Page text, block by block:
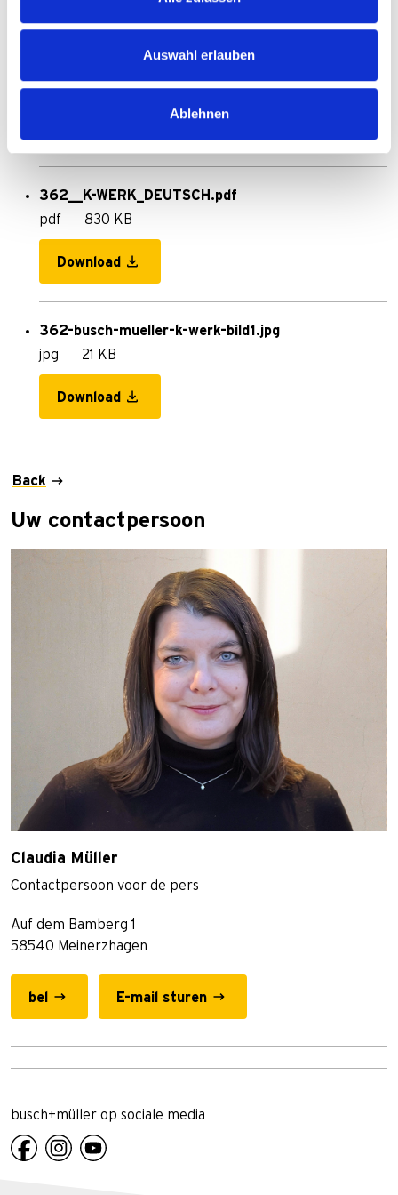
Auswahl erlauben
Ablehnen
362__K-WERK_ENGLISH.pdf
pdf
830 KB
362__K-WERK_DEUTSCH.pdf
pdf
830 KB
Download
362-busch-mueller-k-werk-bild1.jpg
jpg
21 KB
Download
Back
Uw contactpersoon
Claudia Müller
Contactpersoon voor de pers
Auf dem Bamberg 1
58540 Meinerzhagen
bel E-mail sturen
busch+müller op sociale media